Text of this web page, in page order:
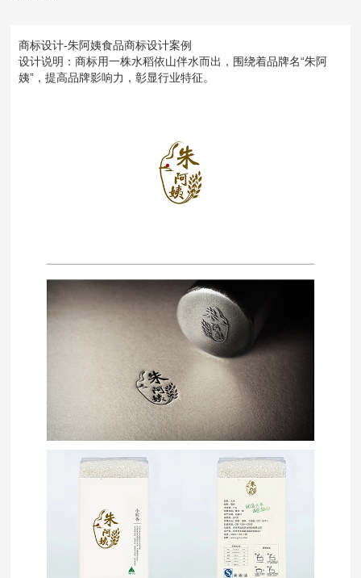
商标设计-朱阿姨食品商标设计案例
设计说明：商标用一株水稻依山伴水而出，围绕着品牌名“朱阿
姨”，提高品牌影响力，彰显行业特征。